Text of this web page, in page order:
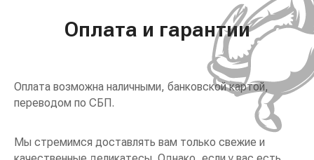
Оплата и гарантии
Оплата возможна наличными, банковской картой,
переводом по СБП.
Мы стремимся доставлять вам только свежие и